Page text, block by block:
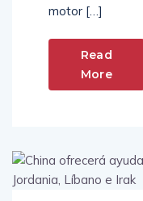
motor […]
Read
More